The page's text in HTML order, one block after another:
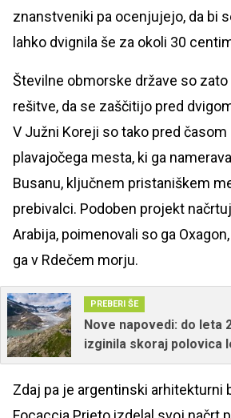
znanstveniki pa ocenjujejo, da bi
lahko dvignila še za okoli 30
Številne obmorske države so
rešitve, da se zaščitijo pred
V Južni Koreji so tako pred
plavajočega mesta, ki ga
Busanu, ključnem pristaniškem
prebivalci. Podoben projekt
Arabija, poimenovali so ga
ga v Rdečem morju.
PREBERI ŠE
Nove napovedi: do leta
izginila skoraj polovica
Zdaj pa je argentinski arhitekturni